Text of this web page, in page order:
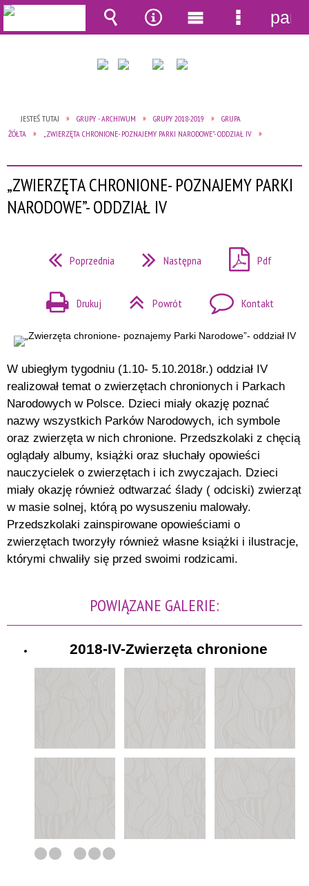
JESTEŚ TUTAJ GRUPY - ARCHIWUM GRUPY 2018-2019
GRUPA
ŻÓŁTA
„ZWIERZĘTA CHRONIONE- POZNAJEMY PARKI NARODOWE”- ODDZIAŁ IV
„ZWIERZĘTA CHRONIONE- POZNAJEMY PARKI
NARODOWE”- ODDZIAŁ IV
Poprzednia Następna Pdf
Drukuj Powrót Kontakt
W ubiegłym tygodniu (1.10- 5.10.2018r.) oddział IV
realizował temat o zwierzętach chronionych i Parkach
Narodowych w Polsce. Dzieci miały okazję poznać
nazwy wszystkich Parków Narodowych, ich symbole
oraz zwierzęta w nich chronione. Przedszkolaki z chęcią
oglądały albumy, książki oraz słuchały opowieści
nauczycielek o zwierzętach i ich zwyczajach. Dzieci
miały okazję również odtwarzać ślady ( odciski) zwierząt
w masie solnej, którą po wysuszeniu malowały.
Przedszkolaki zainspirowane opowieściami o
zwierzętach tworzyły również własne książki i ilustracje,
którymi chwaliły się przed swoimi rodzicami.
POWIĄZANE GALERIE:
2018-IV-Zwierzęta chronione
Wyszukiwarka
Narzędzia
Menu
główne
Menu